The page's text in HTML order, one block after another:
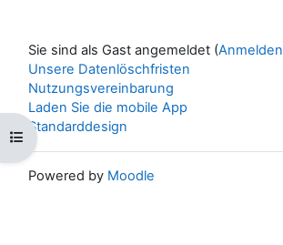
Kursindex öffnen
Sie sind als Gast angemeldet (Anmelden
Unsere Datenlöschfristen
Nutzungsvereinbarung
Laden Sie die mobile App
Standarddesign
Powered by Moodle